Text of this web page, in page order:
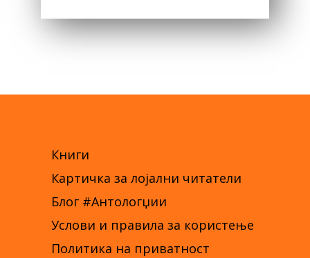
Книги
Картичка за лојални читатели
Блог #Антологџии
Услови и правила за користење
Политика на приватност